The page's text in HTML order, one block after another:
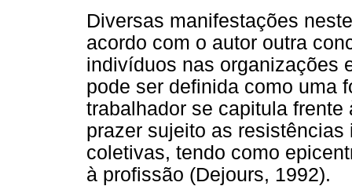
Diversas manifestações
acordo com o autor outra
indivíduos nas organizações
pode ser definida como uma
trabalhador se capitula
prazer sujeito as
coletivas, tendo como
à profissão (Dejours, 1992).